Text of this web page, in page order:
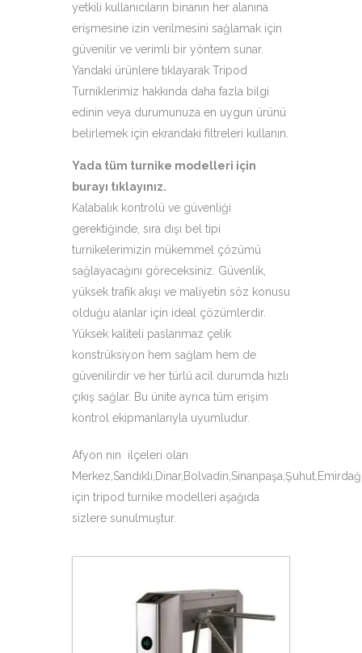
yetkili kullanıcıların binanın her alanına
erişmesine izin verilmesini sağlamak için
güvenilir ve verimli bir yöntem sunar.
Yandaki ürünlere tıklayarak Tripod
Turniklerimiz hakkında daha fazla bilgi
edinin veya durumunuza en uygun ürünü
belirlemek için ekrandaki filtreleri kullanın.
Yada tüm turnike modelleri için
burayı tıklayınız.
Kalabalık kontrolü ve güvenliği
gerektiğinde, sıra dışı bel tipi
turnikelerimizin mükemmel çözümü
sağlayacağını göreceksiniz. Güvenlik,
yüksek trafik akışı ve maliyetin söz konusu
olduğu alanlar için ideal çözümlerdir.
Yüksek kaliteli paslanmaz çelik
konstrüksiyon hem sağlam hem de
güvenilirdir ve her türlü acil durumda hızlı
çıkış sağlar. Bu ünite ayrıca tüm erişim
kontrol ekipmanlarıyla uyumludur.
Afyon nın ilçeleri olan
için tripod turnike modelleri aşağıda
sizlere sunulmuştur.